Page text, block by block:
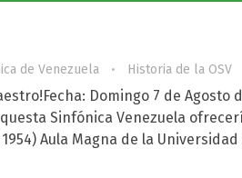
de Venezuela Historia de la OSV
Domingo 7 de Agosto
Sinfónica Venezuela
Aula Magna de la Universidad